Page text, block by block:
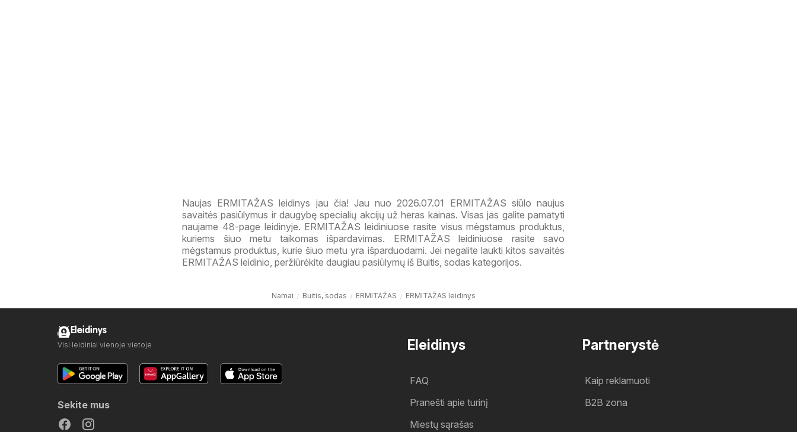
Naujas ERMITAŽAS leidinys jau čia! Jau nuo 2026.07.01 ERMITAŽAS siūlo naujus
savaitės pasiūlymus ir daugybę specialių akcijų už heras kainas. Visas jas galite pamatyti
naujame 48-page leidinyje. ERMITAŽAS leidiniuose rasite visus mėgstamus produktus,
kuriems šiuo metu taikomas išpardavimas. ERMITAŽAS leidiniuose rasite savo
mėgstamus produktus, kurie šiuo metu yra išparduodami. Jei negalite laukti kitos savaitės
ERMITAŽAS leidinio, peržiūrėkite daugiau pasiūlymų iš Buitis, sodas kategorijos.
Namai Buitis, sodas ERMITAŽAS ERMITAŽAS leidinys
Eleidinys
FAQ
Pranešti apie turinį
Miestų sąrašas
Partnerystė
Kaip reklamuoti
B2B zona
Eleidinys
Visi leidiniai vienoje vietoje
Sekite mus